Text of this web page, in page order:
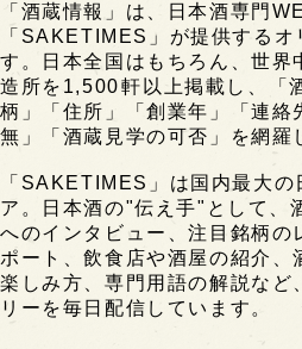
「酒蔵情報」は、日本酒専門
「SAKETIMES」が提供する
す。日本全国はもちろん、世界
造所を1,500軒以上掲載し、「
柄」「住所」「創業年」「連絡
無」「酒蔵見学の可否」を網羅
「SAKETIMES」は国内最大
ア。日本酒の"伝え手"として、
へのインタビュー、注目銘柄の
ポート、飲食店や酒屋の紹介、
楽しみ方、専門用語の解説など
リーを毎日配信しています。